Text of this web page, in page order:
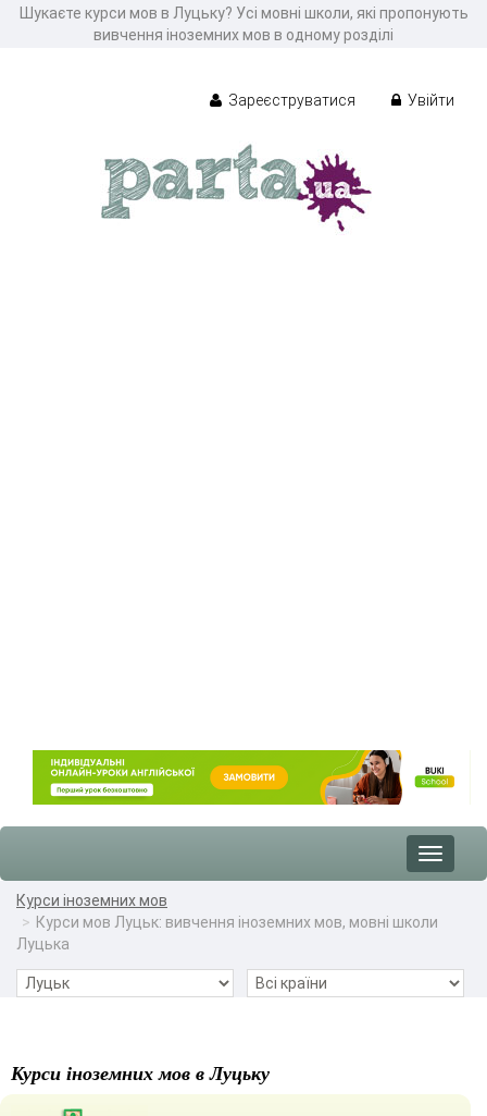
Шукаєте курси мов в Луцьку? Усі мовні школи, які пропонують
вивчення іноземних мов в одному розділі
Зареєструватися Увійти
Toggle
Курси іноземних мов
Курси мов Луцьк: вивчення іноземних мов, мовні школи
Луцька
Курси іноземних мов в Луцьку